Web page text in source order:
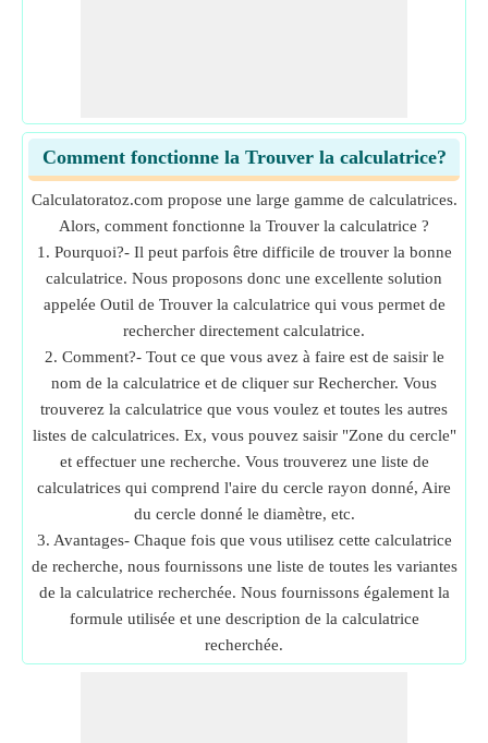
Comment fonctionne la Trouver la calculatrice?
Calculatoratoz.com propose une large gamme de calculatrices.
Alors, comment fonctionne la Trouver la calculatrice ?
1. Pourquoi?- Il peut parfois être difficile de trouver la bonne
calculatrice. Nous proposons donc une excellente solution
appelée Outil de Trouver la calculatrice qui vous permet de
rechercher directement calculatrice.
2. Comment?- Tout ce que vous avez à faire est de saisir le
nom de la calculatrice et de cliquer sur Rechercher. Vous
trouverez la calculatrice que vous voulez et toutes les autres
listes de calculatrices. Ex, vous pouvez saisir "Zone du cercle"
et effectuer une recherche. Vous trouverez une liste de
calculatrices qui comprend l'aire du cercle rayon donné, Aire
du cercle donné le diamètre, etc.
3. Avantages- Chaque fois que vous utilisez cette calculatrice
de recherche, nous fournissons une liste de toutes les variantes
de la calculatrice recherchée. Nous fournissons également la
formule utilisée et une description de la calculatrice
recherchée.